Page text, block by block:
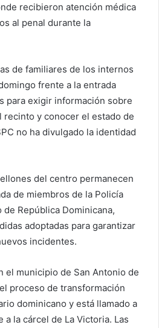
recibieron atención médica
al penal durante la
de familiares de los internos
frente a la entrada
para exigir información sobre
recinto y conocer el estado de
no ha divulgado la identidad
del centro permanecen
de miembros de la Policía
República Dominicana,
adoptadas para garantizar
incidentes.
el municipio de San Antonio de
proceso de transformación
dominicano y está llamado a
la cárcel de La Victoria. Las